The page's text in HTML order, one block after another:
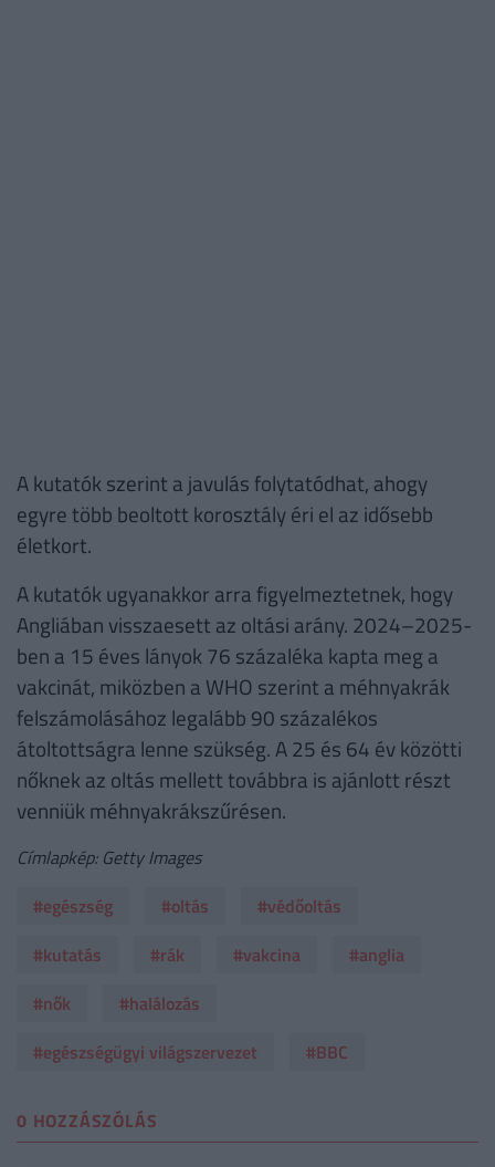
A kutatók szerint a javulás folytatódhat, ahogy
egyre több beoltott korosztály éri el az idősebb
életkort.
A kutatók ugyanakkor arra figyelmeztetnek, hogy
Angliában visszaesett az oltási arány. 2024–2025-
ben a 15 éves lányok 76 százaléka kapta meg a
vakcinát, miközben a WHO szerint a méhnyakrák
felszámolásához legalább 90 százalékos
átoltottságra lenne szükség. A 25 és 64 év közötti
nőknek az oltás mellett továbbra is ajánlott részt
venniük méhnyakrákszűrésen.
Címlapkép: Getty Images
#egészség
#oltás
#védőoltás
#kutatás
#rák #vakcina
#anglia
#nők
#halálozás
#egészségügyi világszervezet
#BBC
0 HOZZÁSZÓLÁS